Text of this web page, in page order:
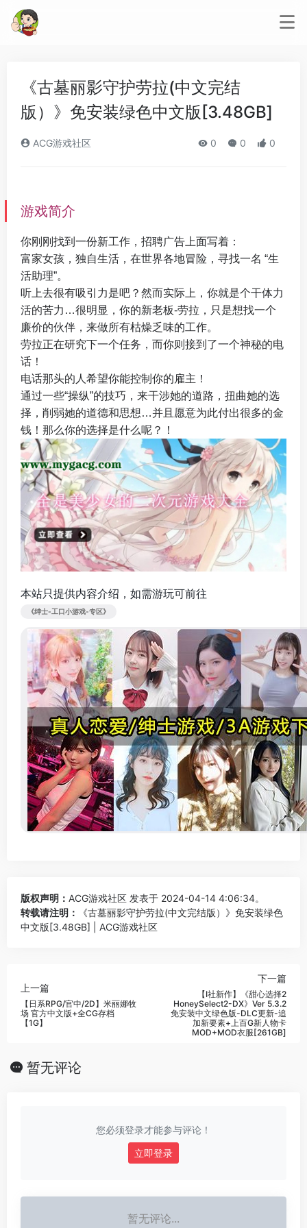
《古墓丽影守护劳拉(中文完结
版）》免安装绿色中文版[3.48GB]
ACG游戏社区 0 0 0
游戏简介
你刚刚找到一份新工作，招聘广告上面写着：
富家女孩，独自生活，在世界各地冒险，寻找一名 “生
活助理”。
听上去很有吸引力是吧？然而实际上，你就是个干体力
活的苦力…很明显，你的新老板-劳拉，只是想找一个
廉价的伙伴，来做所有枯燥乏味的工作。
劳拉正在研究下一个任务，而你则接到了一个神秘的电
话！
电话那头的人希望你能控制你的雇主！
通过一些“操纵”的技巧，来干涉她的道路，扭曲她的选
择，削弱她的道德和思想…并且愿意为此付出很多的金
钱！那么你的选择是什么呢？！
本站只提供内容介绍，如需游玩可前往
《绅士-工口小游戏-专区》
版权声明： ACG游戏社区 发表于 2024-04-14 4:06:34。
转载请注明：
《古墓丽影守护劳拉(中文完结版）》免安装绿色
中文版[3.48GB] | ACG游戏社区
上一篇
【日系RPG/官中/2D】米丽娜牧
场 官方中文版+全CG存档
【1G】
下一篇
【I社新作】《甜心选择2
HoneySelect2-DX》Ver 5.3.2
免安装中文绿色版-DLC更新-追
加新要素+上百G新人物卡
MOD+MOD衣服[261GB]
暂无评论
您必须登录才能参与评论！
立即登录
暂无评论...